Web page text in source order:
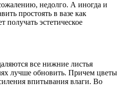
недолго. А иногда и
простоять в вазе как
эстетическое
все нижние листья
лучше обновить. Причем цветы
впитывания влаги. Во